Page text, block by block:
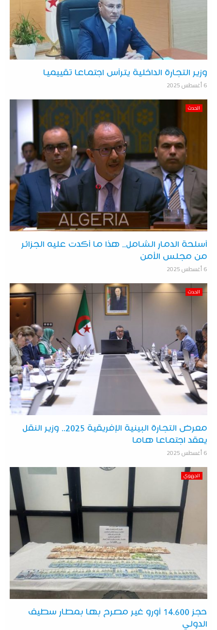
وزير التجارة الداخلية يترأس اجتماعا تقييميا
6 أغسطس 2025
الحدث
أسلحة الدمار الشامل.. هذا ما أكدت عليه الجزائر
من مجلس الأمن
6 أغسطس 2025
الحدث
معرض التجارة البينية الإفريقية 2025.. وزير النقل
يعقد اجتماعا هاما
6 أغسطس 2025
الجهوي
حجز 14.600 أورو غير مصرح بها بمطار سطيف
الدولي